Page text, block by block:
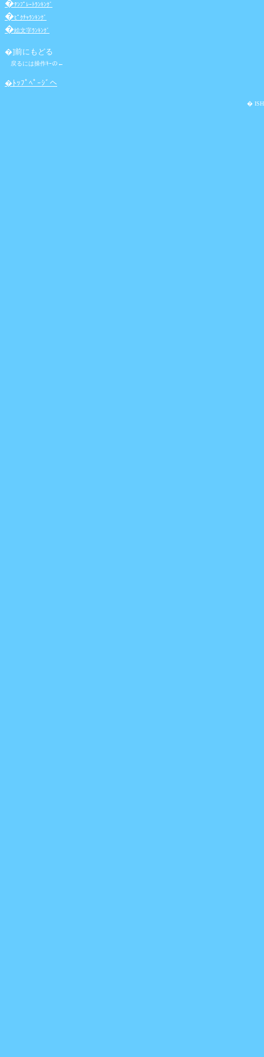
�ﾃﾝﾌﾟﾚｰﾄﾗﾝｷﾝｸﾞ
�ﾋﾟｸﾁｬﾗﾝｷﾝｸﾞ
�絵文字ﾗﾝｷﾝｸﾞ
�]前にもどる
戻るには操作ｷｰの←
�ﾄｯﾌﾟﾍﾟｰｼﾞへ
�